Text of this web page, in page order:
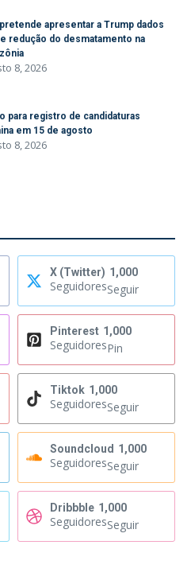
pretende apresentar a Trump dados
redução do desmatamento na
8, 2026
para registro de candidaturas
em 15 de agosto
8, 2026
X (Twitter) 1,000
SeguidoresSeguir
Pinterest 1,000
SeguidoresPin
Tiktok 1,000
SeguidoresSeguir
Soundcloud 1,000
SeguidoresSeguir
Dribbble 1,000
SeguidoresSeguir